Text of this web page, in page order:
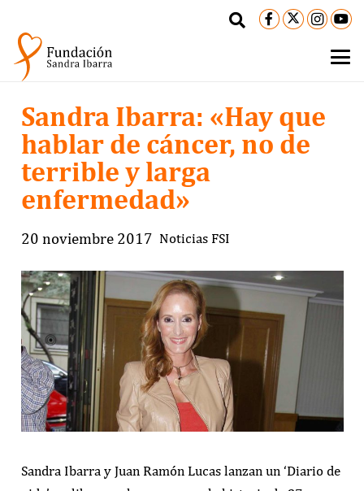
Sandra Ibarra: «Hay que
hablar de cáncer, no de
terrible y larga
enfermedad»
20 noviembre 2017 Noticias FSI
Sandra Ibarra y Juan Ramón Lucas lanzan un ‘Diario de